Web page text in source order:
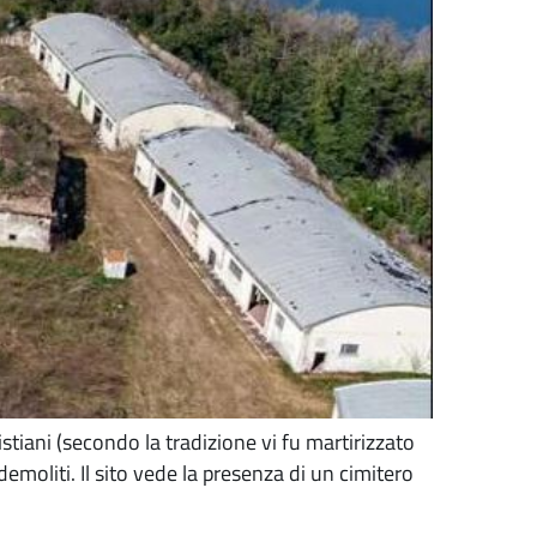
(secondo la tradizione vi fu martirizzato
Il sito vede la presenza di un cimitero